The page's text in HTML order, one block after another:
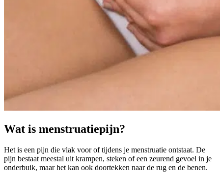
Wat is menstruatiepijn?
Het is een pijn die vlak voor of tijdens je menstruatie ontstaat. De
pijn bestaat meestal uit krampen, steken of een zeurend gevoel in je
onderbuik, maar het kan ook doortekken naar de rug en de benen.